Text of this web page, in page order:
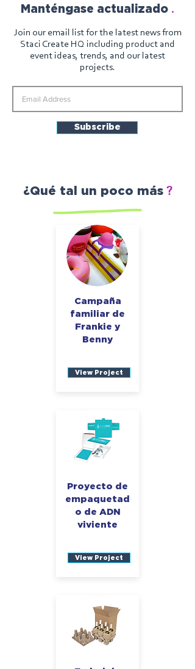
Manténgase actualizado .
Join our email list for the latest news from
Staci Create HQ including product and
event ideas, trends, and our latest
projects.
Subscribe
¿Qué tal un poco más ?
Campaña
familiar de
Frankie y
Benny
View Project
Proyecto de
empaquetad
o de ADN
viviente
View Project